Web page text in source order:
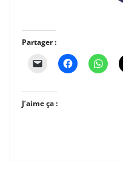
Partager :
J’aime ça :